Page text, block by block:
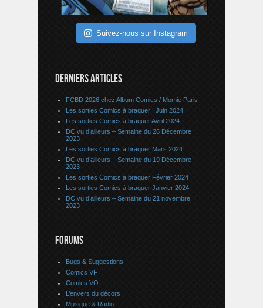
Suivez-nous sur Instagram
DERNIERS ARTICLES
FCBD 2026 chez Album Comics / Momie Paris
Les sorties Comics à braquer : Juin 2024
Les sorties Comics à braquer Avril 2024
DC vu d’ailleurs – Semaine du 26 Décembre
2023
Les sorties Comics à braquer Mars 2024
DC vu d’ailleurs – Semaine du 19 Décembre
2023
Les sorties Comics à braquer Février 2024
Les sorties Comics à braquer Janvier 2024
DC vu d’ailleurs – Semaine du 21 novembre
2023
FORUMS
Bugs & Suggestions
Comics VF
Comics VO
L’envers du décors
Musique & Radio